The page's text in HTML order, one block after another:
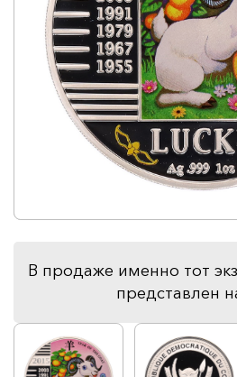
В продаже именно тот
представлен